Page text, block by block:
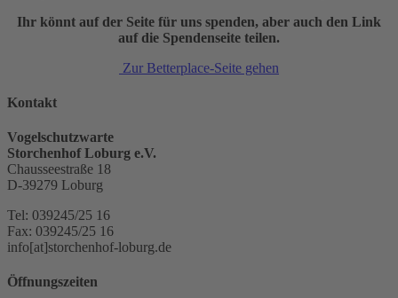
Ihr könnt auf der Seite für uns spenden, aber auch den Link
auf die Spendenseite teilen.
Zur Betterplace-Seite gehen
Kontakt
Vogelschutzwarte
Storchenhof Loburg e.V.
Chausseestraße 18
D-39279 Loburg
Tel: 039245/25 16
Fax: 039245/25 16
info[at]storchenhof-loburg.de
Öffnungszeiten